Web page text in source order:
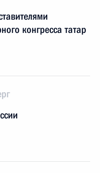
конгресса татар